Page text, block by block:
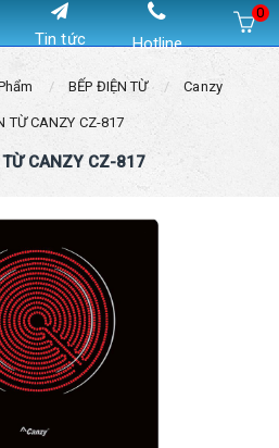
Tin tức Hotline
0
BẾP ĐIỆN TỪ Canzy
TỪ CANZY CZ-817
TỪ CANZY CZ-817